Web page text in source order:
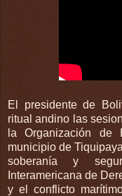
El presidente de
ritual andino las
la Organización de
municipio de
soberanía y
Interamericana de
y el conflicto